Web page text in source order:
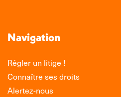
Navigation
Régler un litige !
Connaître ses droits
Alertez-nous